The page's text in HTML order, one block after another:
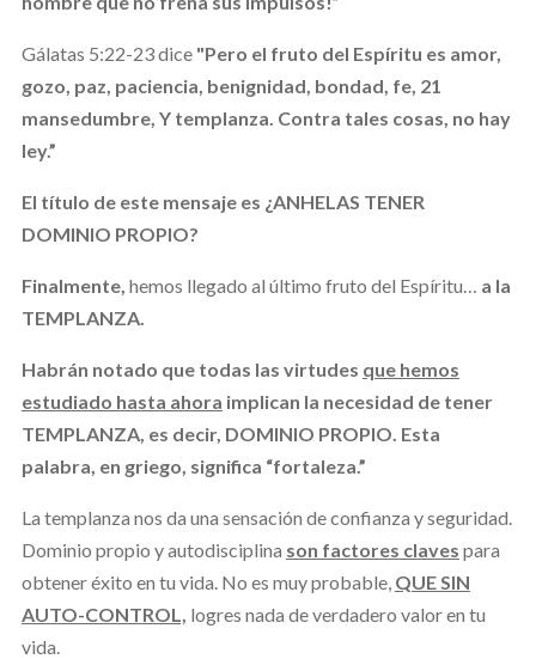
Gálatas 5:22-23 dice "Pero el fruto del Espíritu es amor,
gozo, paz, paciencia, benignidad, bondad, fe, 21
mansedumbre, Y templanza. Contra tales cosas, no hay
ley.”
El título de este mensaje es ¿ANHELAS TENER
DOMINIO PROPIO?
Finalmente, hemos llegado al último fruto del Espíritu… a la
TEMPLANZA.
Habrán notado que todas las virtudes que hemos
estudiado hasta ahora implican la necesidad de tener
TEMPLANZA, es decir, DOMINIO PROPIO. Esta
palabra, en griego, significa “fortaleza.”
La templanza nos da una sensación de confianza y seguridad.
Dominio propio y autodisciplina son factores claves para
obtener éxito en tu vida. No es muy probable, QUE SIN
AUTO-CONTROL, logres nada de verdadero valor en tu
vida.